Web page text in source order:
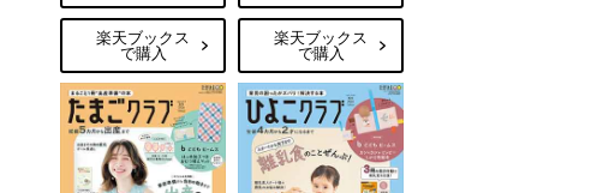
楽天ブックス
で購入
楽天ブックス
で購入